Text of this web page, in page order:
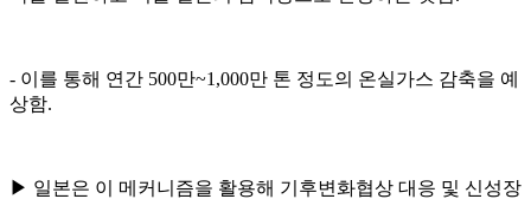
- 이를 통해 연간 500만~1,000만 톤 정도의 온실가스 감축을 예
상함.
▶ 일본은 이 메커니즘을 활용해 기후변화협상 대응 및 신성장